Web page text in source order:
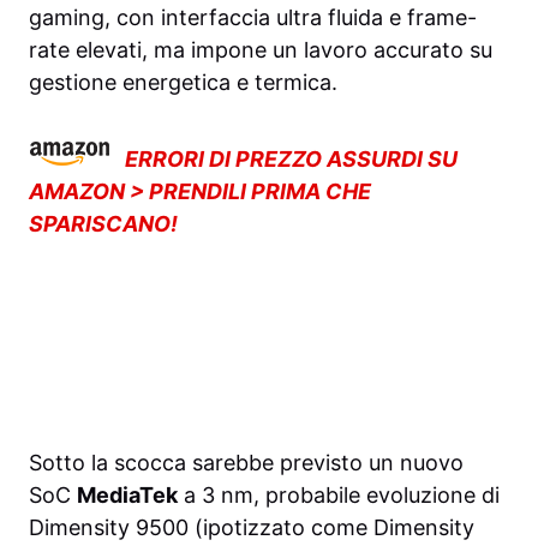
gaming, con interfaccia ultra fluida e frame-
rate elevati, ma impone un lavoro accurato su
gestione energetica e termica.
ERRORI DI PREZZO ASSURDI SU
AMAZON > PRENDILI PRIMA CHE
SPARISCANO!
Sotto la scocca sarebbe previsto un nuovo
SoC MediaTek a 3 nm, probabile evoluzione di
Dimensity 9500 (ipotizzato come Dimensity